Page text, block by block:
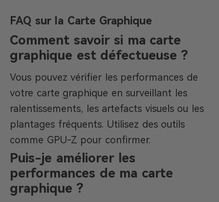
FAQ sur la Carte Graphique
Comment savoir si ma carte
graphique est défectueuse ?
Vous pouvez vérifier les performances de
votre carte graphique en surveillant les
ralentissements, les artefacts visuels ou les
plantages fréquents. Utilisez des outils
comme GPU-Z pour confirmer.
Puis-je améliorer les
performances de ma carte
graphique ?